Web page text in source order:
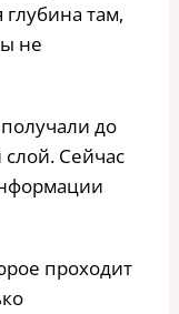
там,
не
до
Сейчас
проходит